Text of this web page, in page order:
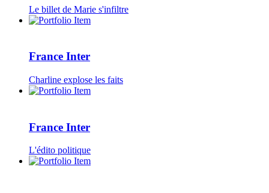
Le billet de Marie s'infiltre
France Inter
Charline explose les faits
France Inter
L'édito politique